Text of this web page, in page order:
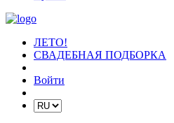
ЛЕТО!
СВАДЕБНАЯ ПОДБОРКА
Войти